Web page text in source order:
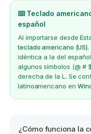
⌨️ Teclado
español
Al importarse desde
teclado americano (US)
idéntica a la del
algunos símbolos (@
derecha de la L. Se
latinoamericano en
¿Cómo funciona la